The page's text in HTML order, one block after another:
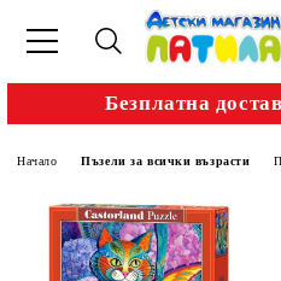
Безплатна
Начало Пъзели за всички възрасти